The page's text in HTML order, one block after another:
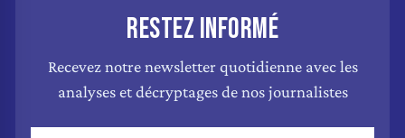
RESTEZ INFORMÉ
Recevez notre newsletter quotidienne avec les
analyses et décryptages de nos journalistes